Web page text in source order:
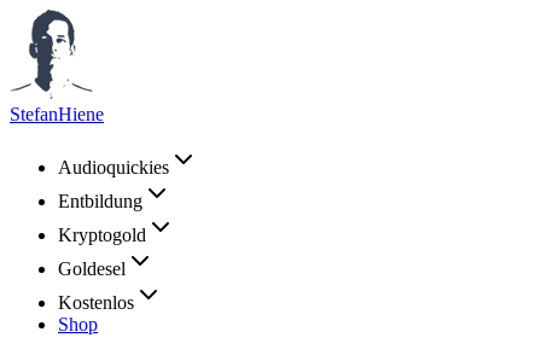
StefanHiene
Audioquickies
Entbildung
Kryptogold
Goldesel
Kostenlos
Shop